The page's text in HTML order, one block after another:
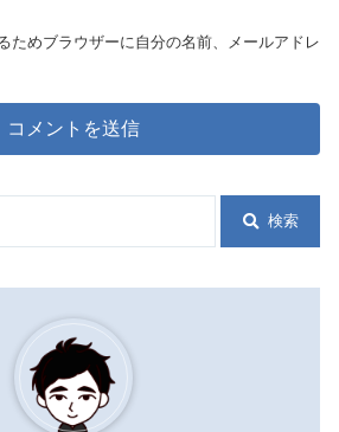
ためブラウザーに自分の名前、メールアドレ
検索